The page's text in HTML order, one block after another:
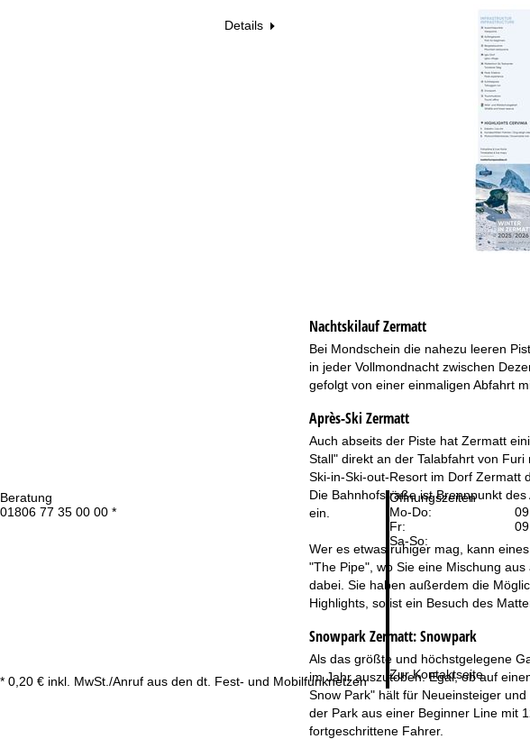
Beratung
01806 77 35 00 00 *
* 0,20 € inkl. MwSt./Anruf aus den dt. Fest- und Mobilfunknetzen
Öffnungszeiten
Mo-Do:
Fr:
Sa-So:
Zur Kontaktseite
Details
NachtskilaufZermatt
Bei Mondschein die nahezu leeren
in jeder Vollmondnacht zwischen
gefolgt von einer einmaligen Abfahrt
Après-Ski Zermatt
Auch abseits der Piste hat Zermatt
Stall" direkt an der Talabfahrt von
Ski-in-Ski-out-Resort im Dorf Zermatt
Die Bahnhofstraße ist Brennpunkt
ein.
Wer es etwas ruhiger mag, kann
"The Pipe", wo Sie eine Mischung
dabei. Sie haben außerdem die
Highlights, so ist ein Besuch des
Snowpark Zermatt:Snowpark
Als das größte und höchstgelegene
im Jahr auszutoben. Egal, ob auf
Snow Park" hält für Neueinsteiger
der Park aus einer Beginner Line mit
fortgeschrittene Fahrer.